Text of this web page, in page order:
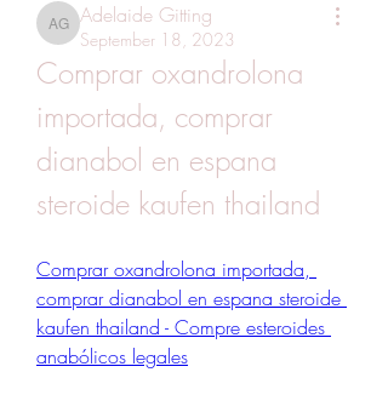
Adelaide Gitting
Adelaide Gitting
September 18, 2023
Comprar oxandrolona
importada, comprar
dianabol en espana
steroide kaufen thailand
Comprar oxandrolona importada,
comprar dianabol en espana steroide
kaufen thailand - Compre esteroides
anabólicos legales